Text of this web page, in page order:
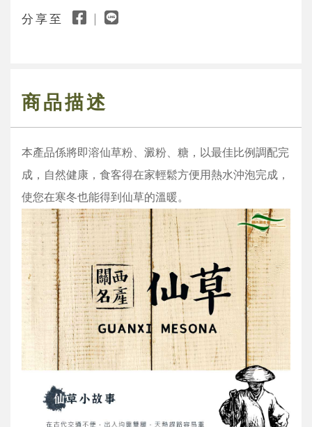
分享至
商品描述
本產品係將即溶仙草粉、澱粉、糖，以最佳比例調配完
成，自然健康，食客得在家輕鬆方便用熱水沖泡完成，
使您在寒冬也能得到仙草的溫暖。